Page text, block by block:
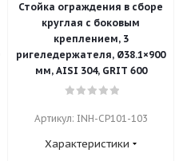
Стойка ограждения в сборе
круглая с боковым
креплением, 3
ригеледержателя, Ø38.1×900
мм, AISI 304, GRIT 600
Артикул: INH-CP101-103
Характеристики